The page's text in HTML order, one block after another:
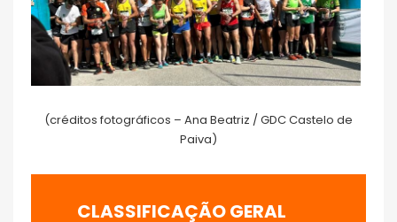
(créditos fotográficos – Ana Beatriz / GDC Castelo de
Paiva)
CLASSIFICAÇÃO GERAL